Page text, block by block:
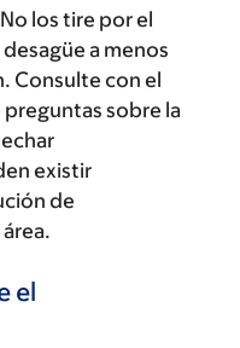
los tire por el
a menos
Consulte con el
sobre la
existir
de
el